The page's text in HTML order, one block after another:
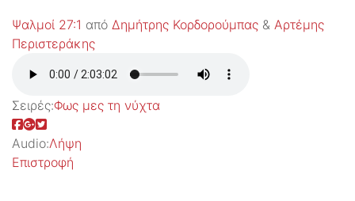
Ψαλμοί 27:1 από Δημήτρης Κορδορούμπας & Αρτέμης
Περιστεράκης
Σειρές:Φως μες τη νύχτα
Audio:Λήψη
Επιστροφή